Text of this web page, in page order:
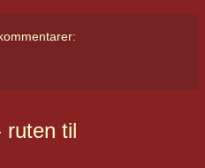
ruten til